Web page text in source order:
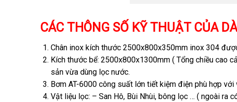
CÁC THÔNG SỐ KỸ THUẬT CỦA
Chân inox kích thước 2500x800x350mm inox 304
Kích thước bể: 2500x800x1300mm ( Tổng chiều cao
sản vừa dùng lọc nước.
Bơm AT-6000 công suất lớn tiết kiệm điện phù hợp với
Vật liệu lọc: – San Hô, Bùi Nhùi, bông lọc … ( ngoài ra